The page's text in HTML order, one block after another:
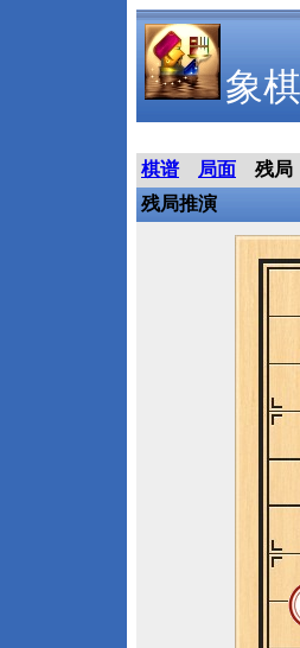
象
棋谱 局面
残局
残局推演